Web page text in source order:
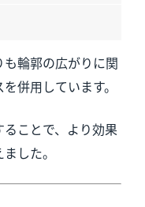
輪郭の広がりに関
併用しています。
ことで、より効果
した。